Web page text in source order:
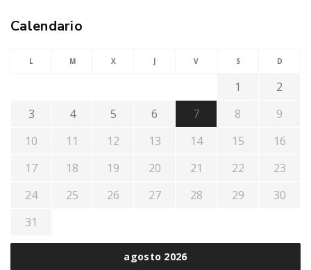
Calendario
agosto 2026
L M X J V S D
1
2
3
4 5 6 7 8
9
10
11 12 13 14 15
16
17
18 19 20 21 22
23
24
25 26 27 28 29
30
31